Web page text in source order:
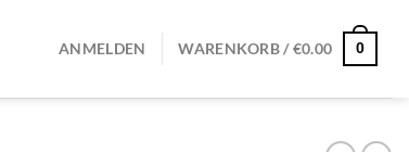
ANMELDEN WARENKORB /€0.00 0